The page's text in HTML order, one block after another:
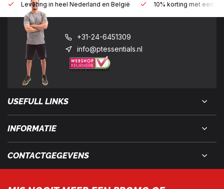
Levering in heel Nederland en België 10% korting met een
+31-24-6451309
info@ptessentials.nl
USEFULL LINKS
INFORMATIE
CONTACTGEGEVENS